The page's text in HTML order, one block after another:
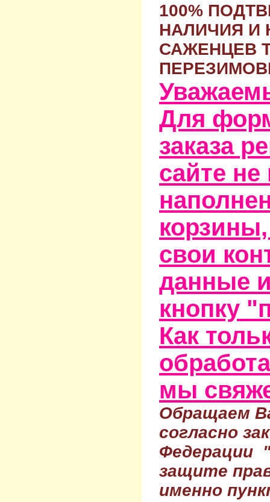
100%
НАЛИЧИЯ И
САЖЕНЦЕВ
Для
заказа
сайте
свои
данные
кнопку
Как
мы
Обращаем
согласно
Федерации
защите
именно